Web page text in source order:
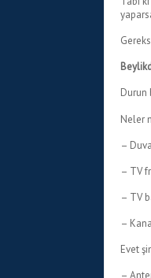
Durun
Neler
–
– TV
– TV
–
Evet
–